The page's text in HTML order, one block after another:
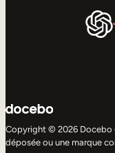
Copyright © 2026 Docebo
déposée ou une marque